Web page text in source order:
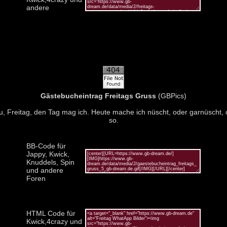
andere
Gästebucheintrag Freitags Gruss (GBPics)
Freitag, den Tag mag ich. Heute mache ich nüscht, oder garnüscht,
so.
BB-Code für
Jappy, Kwick,
Knuddels, Spin
und andere
Foren
HTML Code für
Kwick,4crazy und